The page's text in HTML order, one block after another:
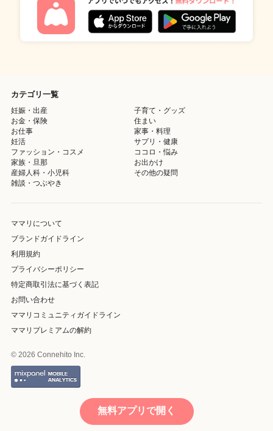
カテゴリ一覧
妊娠・出産
子育て・グッズ
お金・保険
住まい
お仕事
家事・料理
妊活
サプリ・健康
ファッション・コスメ
ココロ・悩み
家族・旦那
お出かけ
産婦人科・小児科
その他の疑問
雑談・つぶやき
ママリについて
ブランドガイドライン
利用規約
プライバシーポリシー
特定商取引法に基づく表記
お問い合わせ
ママリコミュニティガイドライン
ママリプレミアムの解約
© 2026 Connehito Inc.
無料アプリで開く